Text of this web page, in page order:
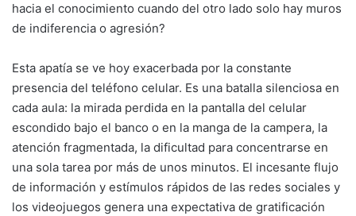
hacia el conocimiento cuando del otro lado solo hay muros
de indiferencia o agresión?
Esta apatía se ve hoy exacerbada por la constante
presencia del teléfono celular. Es una batalla silenciosa en
cada aula: la mirada perdida en la pantalla del celular
escondido bajo el banco o en la manga de la campera, la
atención fragmentada, la dificultad para concentrarse en
una sola tarea por más de unos minutos. El incesante flujo
de información y estímulos rápidos de las redes sociales y
los videojuegos genera una expectativa de gratificación